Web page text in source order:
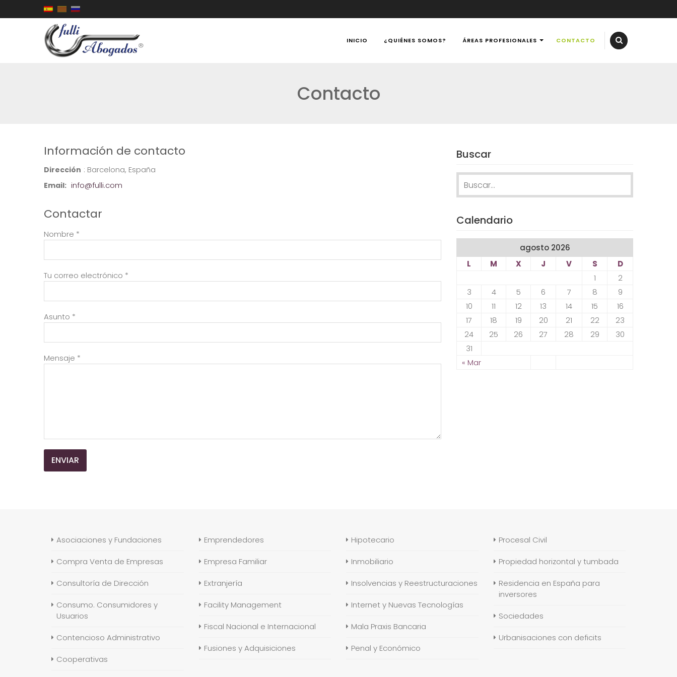
Skip to content
INICIO ¿QUIÉNES SOMOS? ÁREAS PROFESIONALES CONTACTO
Contacto
Información de contacto
Dirección : Barcelona, España
Email: info@fulli.com
Contactar
Nombre *
Tu correo electrónico *
Asunto *
Mensaje *
Buscar
Calendario
agosto 2026
L
M X J V S D
« Mar
1
2
3
4 5 6 7 8
9
10
11 12 13 14 15
16
17
18 19 20 21 22
23
24
25 26 27 28 29
30
31
Asociaciones y Fundaciones
Compra Venta de Empresas
Consultoría de Dirección
Consumo. Consumidores y
Usuarios
Contencioso Administrativo
Cooperativas
Emprendedores
Empresa Familiar
Extranjería
Facility Management
Fiscal Nacional e Internacional
Fusiones y Adquisiciones
Hipotecario
Inmobiliario
Insolvencias y Reestructuraciones
Internet y Nuevas Tecnologías
Mala Praxis Bancaria
Penal y Económico
Procesal Civil
Propiedad horizontal y tumbada
Residencia en España para
inversores
Sociedades
Urbanisaciones con deficits